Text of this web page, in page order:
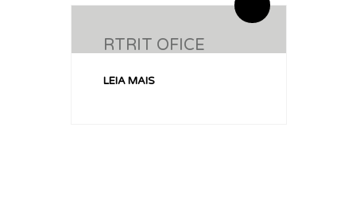
RTRIT OFICE
LEIA MAIS